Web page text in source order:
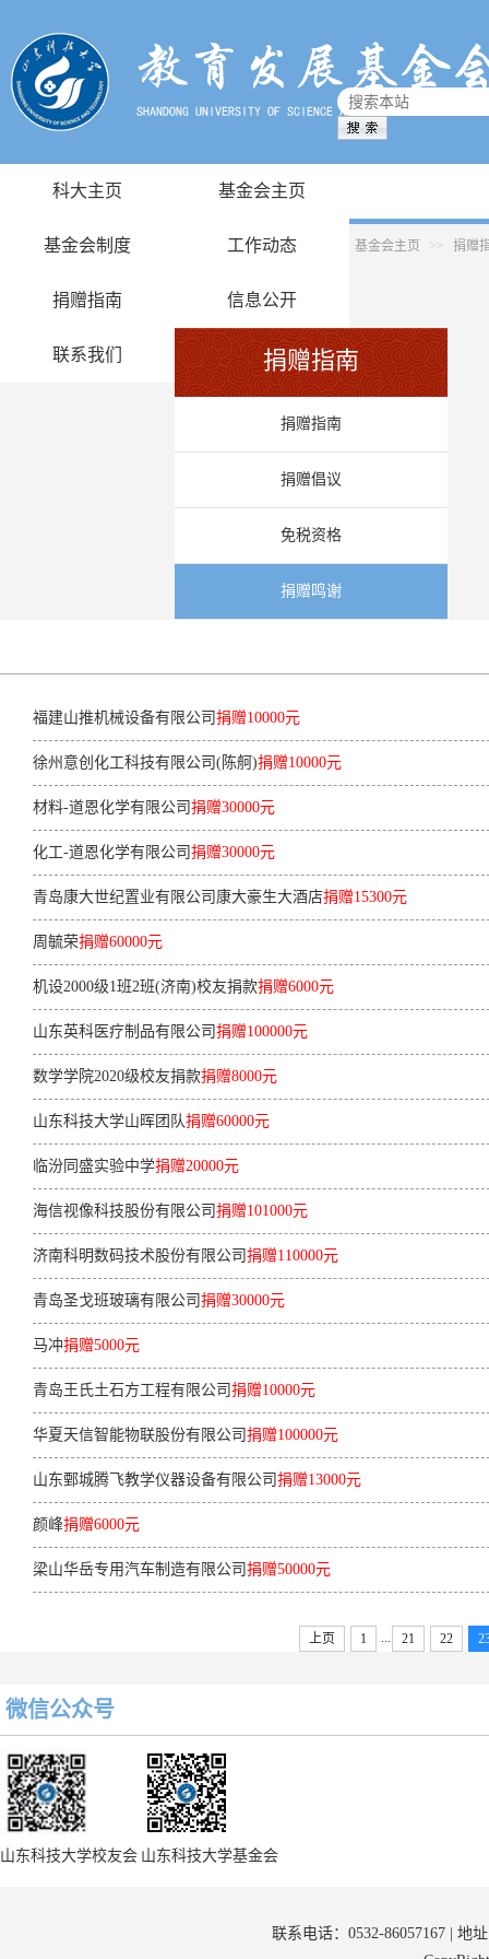
科大主页 基金会主页
基金会制度 工作动态
捐赠指南 信息公开
联系我们
基金会主页 >> 捐赠
捐赠指南
捐赠指南
捐赠倡议
免税资格
捐赠鸣谢
福建山推机械设备有限公司 捐赠10000元
徐州意创化工科技有限公司(陈舸)捐赠10000元
材料-道恩化学有限公司 捐赠30000元
化工-道恩化学有限公司 捐赠30000元
青岛康大世纪置业有限公司康大豪生大酒店捐赠15300元
周毓荣捐赠60000元
机设2000级1班2班(济南)校友捐款捐赠6000元
山东英科医疗制品有限公司 捐赠100000元
数学学院2020级校友捐款捐赠8000元
山东科技大学山晖团队捐赠60000元
临汾同盛实验中学捐赠20000元
海信视像科技股份有限公司 捐赠101000元
济南科明数码技术股份有限公司 捐赠110000元
青岛圣戈班玻璃有限公司 捐赠30000元
马冲捐赠5000元
青岛王氏土石方工程有限公司 捐赠10000元
华夏天信智能物联股份有限公司 捐赠100000元
山东鄄城腾飞教学仪器设备有限公司 捐赠13000元
颜峰捐赠6000元
梁山华岳专用汽车制造有限公司 捐赠50000元
上页 1 21 22
微信公众号
山东科技大学校友会 山东科技大学基金会
联系电话：0532-86057167 | 地